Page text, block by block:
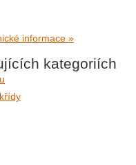
informace »
kategoriích